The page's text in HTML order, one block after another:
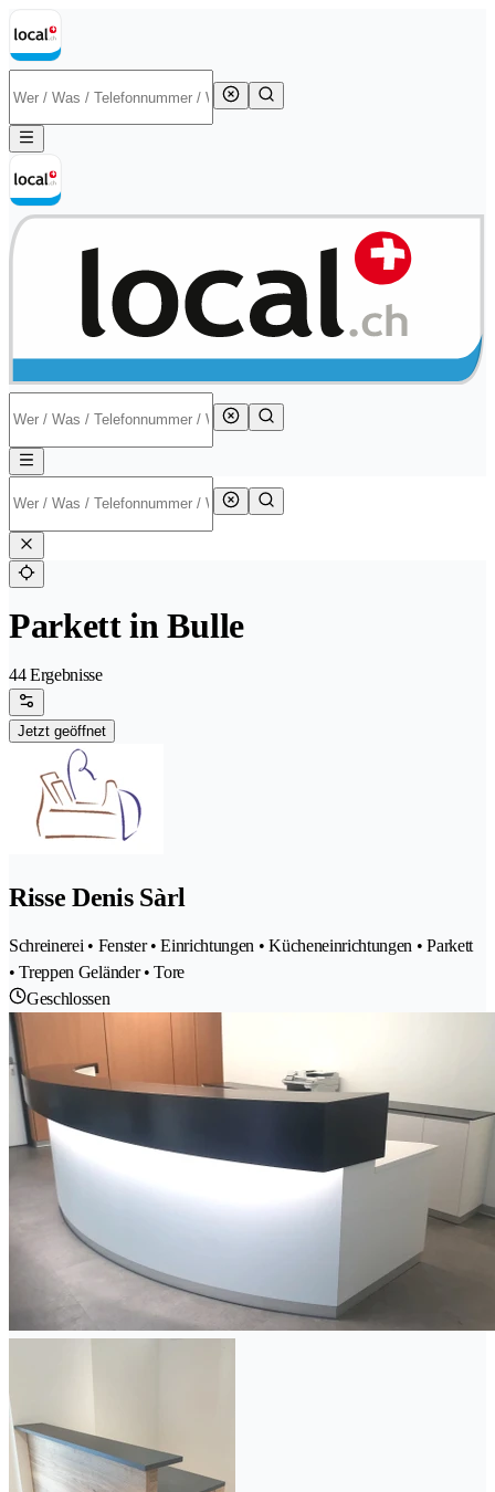
Parkett in Bulle
44 Ergebnisse
Jetzt geöffnet
Risse Denis Sàrl
Schreinerei • Fenster • Einrichtungen • Kücheneinrichtungen • Parkett
• Treppen Geländer • Tore
Geschlossen